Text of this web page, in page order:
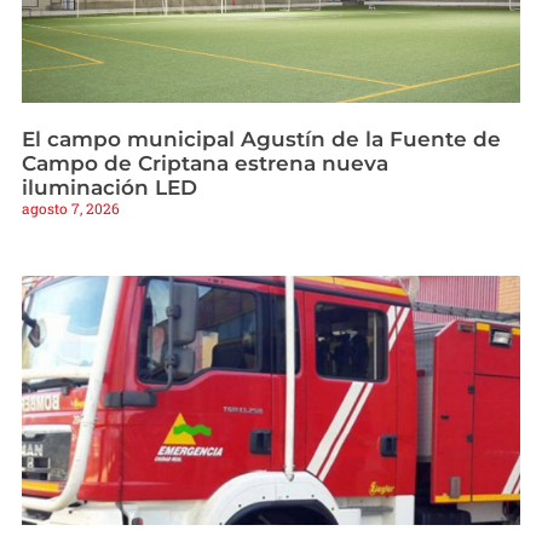
El campo municipal Agustín de la Fuente de
Campo de Criptana estrena nueva
iluminación LED
agosto 7, 2026